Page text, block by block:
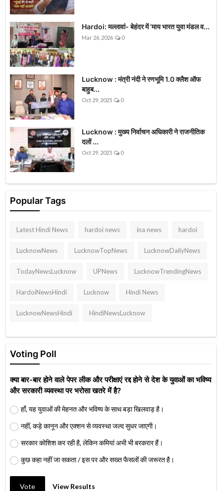
Hardoi: मल्लावां- बेहंदर में 'माय भारत युवा मंडल व...
Mar 26, 2026 0
Lucknow : मंत्री नंदी ने रणभूमि 1.0 क्लैश ऑफ
बाहुब...
Oct 29, 2025 0
Lucknow : मुख्य निर्वाचन अधिकारी ने राजनीतिक
दलों ...
Oct 29, 2025 0
Popular Tags
Latest Hindi News hardoi news ina news hardoi
LucknowNews LucknowTopNews LucknowDailyNews
TodayNewsLucknow UPNews LucknowTrendingNews
HardoiNewsHindi Lucknow Hindi News
LucknowNewsHindi HindiNewsLucknow
Voting Poll
क्या बार-बार होने वाले पेपर लीक और परीक्षाएं रद्द होने से देश के युवाओं का भविष्य
और सरकारी व्यवस्था पर भरोसा खतरे में है?
हाँ, यह युवाओं की मेहनत और भविष्य के साथ बड़ा खिलवाड़ है।
नहीं, कड़े कानून और एक्शन से व्यवस्था जल्द सुधर जाएगी।
सरकार कोशिश कर रही है, लेकिन कमियां अभी भी बरकरार हैं।
कुछ कहा नहीं जा सकता / इस पर और सख्त फैसलों की जरूरत है।
Vote View Results